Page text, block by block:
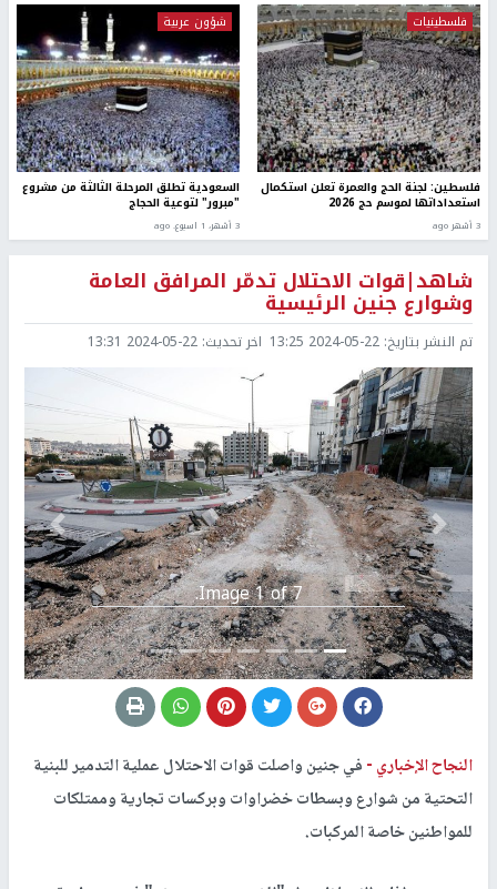
فلسطينيات
فلسطين: لجنة الحج والعمرة تعلن استكمال
استعداداتها لموسم حج 2026
3 أشهر ago
شؤون عربية
السعودية تطلق المرحلة الثالثة من مشروع
"مبرور" لتوعية الحجاج
3 أشهر، 1 اسبوع. ago
شاهد|قوات الاحتلال تدمّر المرافق العامة
وشوارع جنين الرئيسية
تم النشر بتاريخ: 2024-05-22 13:25 اخر تحديث: 2024-05-22 13:31
Image 1 of 7.
Previous التالي
النجاح الإخباري -في جنين واصلت قوات الاحتلال عملية التدمير للبنية
التحتية من شوارع وبسطات خضراوات وبركسات تجارية وممتلكات
للمواطنين خاصة المركبات.